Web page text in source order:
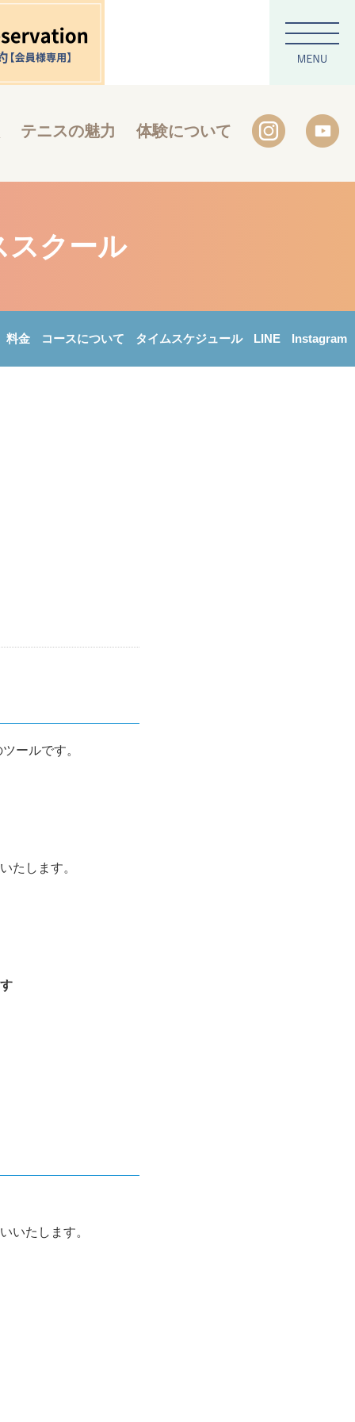
テニスの魅力 体験について
スクール
料金 コースについて タイムスケジュール LINE Instagram
ールです。
たします。
いたします。